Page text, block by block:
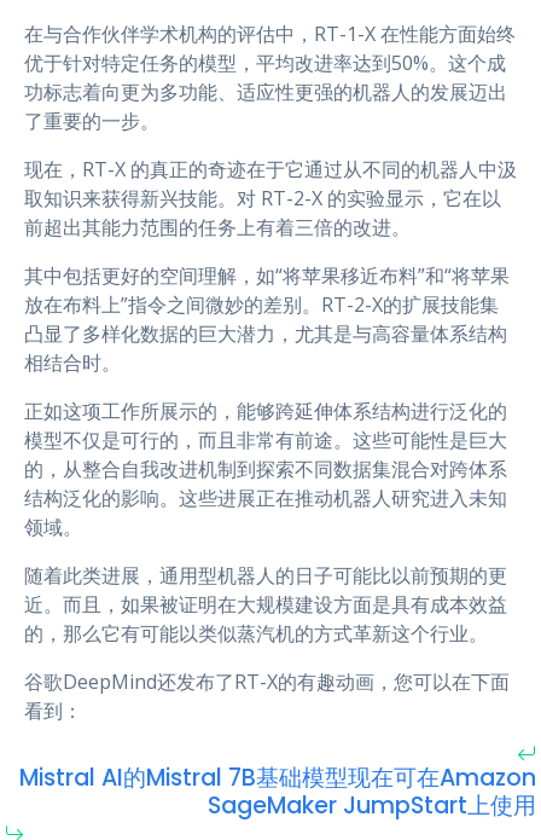
在与合作伙伴学术机构的评估中，RT-1-X 在性能方面始终
优于针对特定任务的模型，平均改进率达到50%。这个成
功标志着向更为多功能、适应性更强的机器人的发展迈出
了重要的一步。
现在，RT-X 的真正的奇迹在于它通过从不同的机器人中汲
取知识来获得新兴技能。对 RT-2-X 的实验显示，它在以
前超出其能力范围的任务上有着三倍的改进。
其中包括更好的空间理解，如“将苹果移近布料”和“将苹果
放在布料上”指令之间微妙的差别。RT-2-X的扩展技能集
凸显了多样化数据的巨大潜力，尤其是与高容量体系结构
相结合时。
正如这项工作所展示的，能够跨延伸体系结构进行泛化的
模型不仅是可行的，而且非常有前途。这些可能性是巨大
的，从整合自我改进机制到探索不同数据集混合对跨体系
结构泛化的影响。这些进展正在推动机器人研究进入未知
领域。
随着此类进展，通用型机器人的日子可能比以前预期的更
近。而且，如果被证明在大规模建设方面是具有成本效益
的，那么它有可能以类似蒸汽机的方式革新这个行业。
谷歌DeepMind还发布了RT-X的有趣动画，您可以在下面
看到：
Mistral AI的Mistral 7B基础模型现在可在Amazon
SageMaker JumpStart上使用